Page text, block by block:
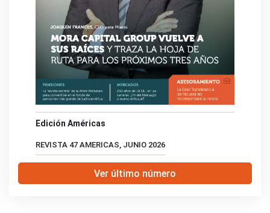
Edición Américas
REVISTA 47 AMERICAS, JUNIO 2026
Ver último número